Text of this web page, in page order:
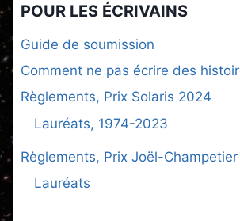
POUR LES ÉCRIVAINS
Guide de soumission
Comment ne pas écrire des
Règlements, Prix Solaris 2024
Lauréats, 1974-2023
Règlements, Prix Joël-
Lauréats